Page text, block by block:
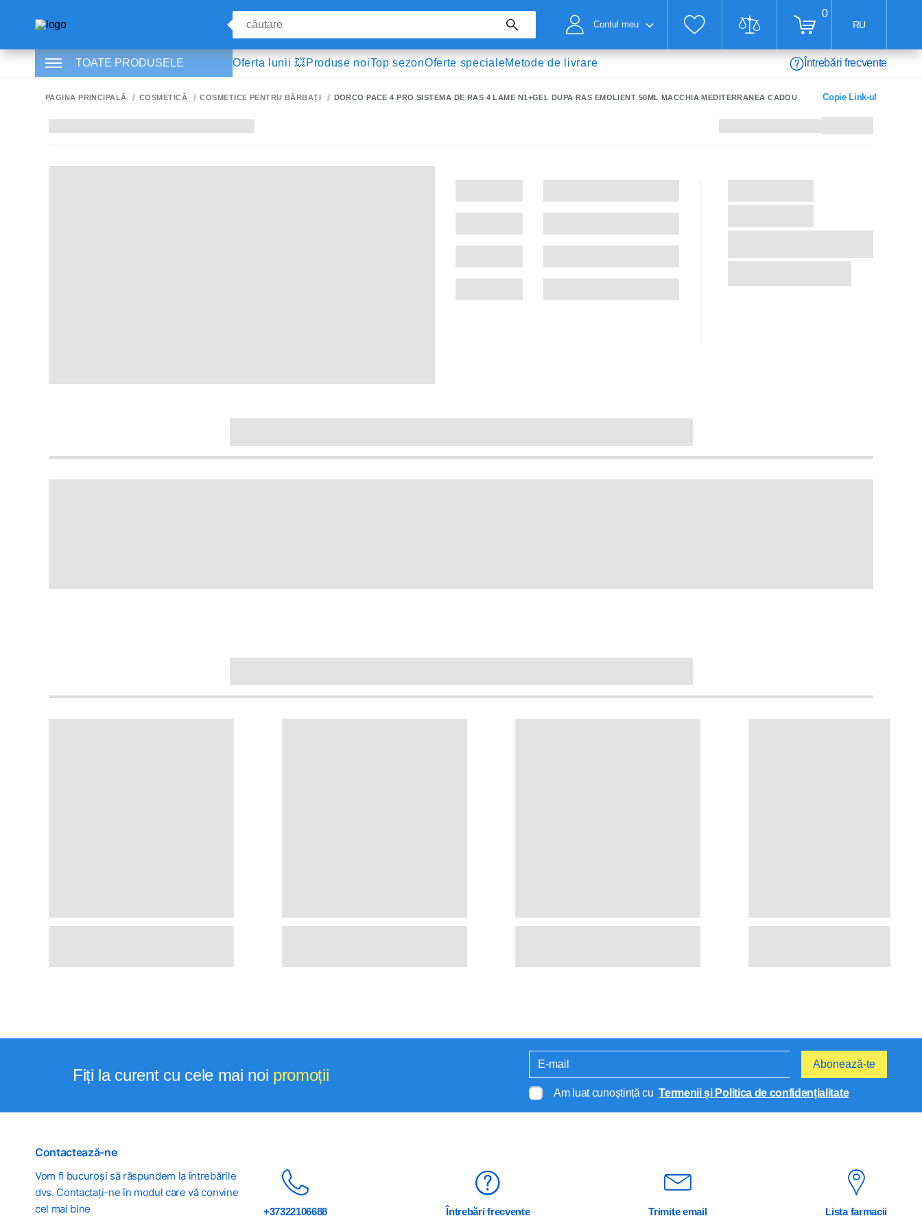
Contul meu
0
RU
TOATE PRODUSELE Oferta lunii 💥Produse noiTop sezonOferte specialeMetode de livrare Întrebări frecvente
PAGINA PRINCIPALĂ COSMETICĂ COSMETICE PENTRU BĂRBAȚI DORCO PACE 4 PRO SISTEMA DE RAS 4 LAME N1+GEL DUPA RAS EMOLIENT 50ML MACCHIA MEDITERRANEA CADOU Copie Link-ul
Fiți la curent cu cele mai noi promoții
Am luat cunoștință cu Termenii și Politica de confidențialitate
Abonează-te
Contactează-ne
Vom fi bucuroși să răspundem la întrebările
dvs. Contactați-ne în modul care vă convine
cel mai bine
+37322106688 Întrebări frecvente Trimite email Lista farmacii